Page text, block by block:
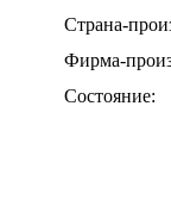
Страна-
Фирма-
Состояние: